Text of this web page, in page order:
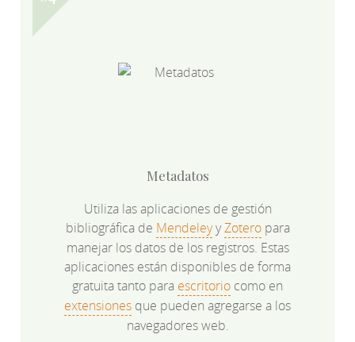
Metadatos
Utiliza las aplicaciones de gestión
bibliográfica de MendeleyyZoteropara
manejar los datos de los registros. Estas
aplicaciones están disponibles de forma
gratuita tanto para escritorio como en
extensiones que pueden agregarse a los
navegadores web.